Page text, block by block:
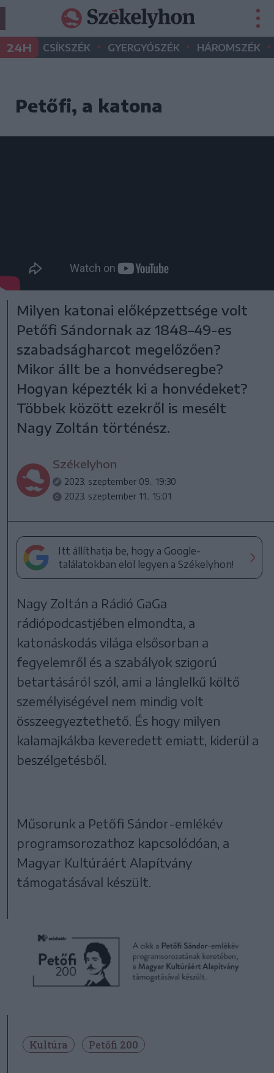
24H CSÍKSZÉK • GYERGYÓSZÉK • HÁROMSZÉK •
Petőfi, a katona
Milyen katonai előképzettsége volt
Petőfi Sándornak az 1848–49-es
szabadságharcot megelőzően?
Mikor állt be a honvédseregbe?
Hogyan képezték ki a honvédeket?
Többek között ezekről is mesélt
Nagy Zoltán történész.
Székelyhon
2023. szeptember 09., 19:30
2023. szeptember 11., 15:01
Itt állíthatja be, hogy a Google-
találatokban elöl legyen a Székelyhon!
Nagy Zoltán a Rádió GaGa
rádiópodcastjében elmondta, a
katonáskodás világa elsősorban a
fegyelemről és a szabályok szigorú
betartásáról szól, ami a lánglelkű költő
személyiségével nem mindig volt
összeegyeztethető. És hogy milyen
kalamajkákba keveredett emiatt, kiderül a
beszélgetésből.
Műsorunk a Petőfi Sándor-emlékév
programsorozathoz kapcsolódóan, a
Magyar Kultúráért Alapítvány
támogatásával készült.
Kultúra Petőfi 200